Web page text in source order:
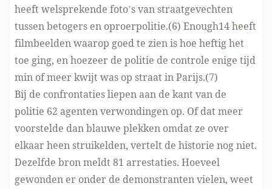
heeft welsprekende foto’s van straatgevechten
tussen betogers en oproerpolitie.(6) Enough14 heeft
filmbeelden waarop goed te zien is hoe heftig het
toe ging, en hoezeer de politie de controle enige tijd
min of meer kwijt was op straat in Parijs.(7)
Bij de confrontaties liepen aan de kant van de
politie 62 agenten verwondingen op. Of dat meer
voorstelde dan blauwe plekken omdat ze over
elkaar heen struikelden, vertelt de historie nog niet.
Dezelfde bron meldt 81 arrestaties. Hoeveel
gewonden er onder de demonstranten vielen, weet